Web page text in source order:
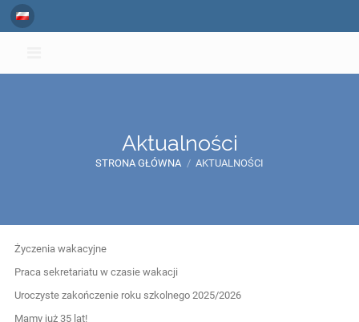
Aktualności
STRONA GŁÓWNA / AKTUALNOŚCI
Aktualności
Życzenia wakacyjne
Praca sekretariatu w czasie wakacji
Uroczyste zakończenie roku szkolnego 2025/2026
Mamy już 35 lat!